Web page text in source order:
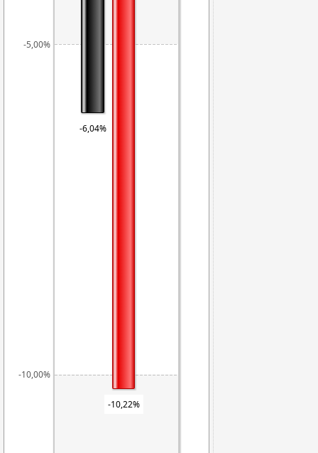
-10,00%
-5,00%
-6,04%
-10,22%